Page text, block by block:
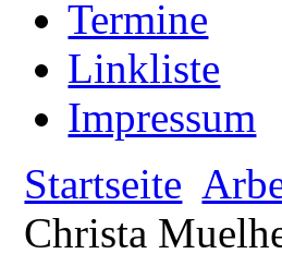
Termine
Linkliste
Impressum
Startseite
Christa